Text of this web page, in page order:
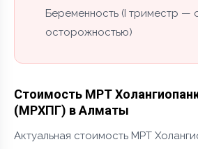
Беременность (I триместр —
осторожностью)
Стоимость МРТ
(МРХПГ) в Алматы
Актуальная стоимость МРТ